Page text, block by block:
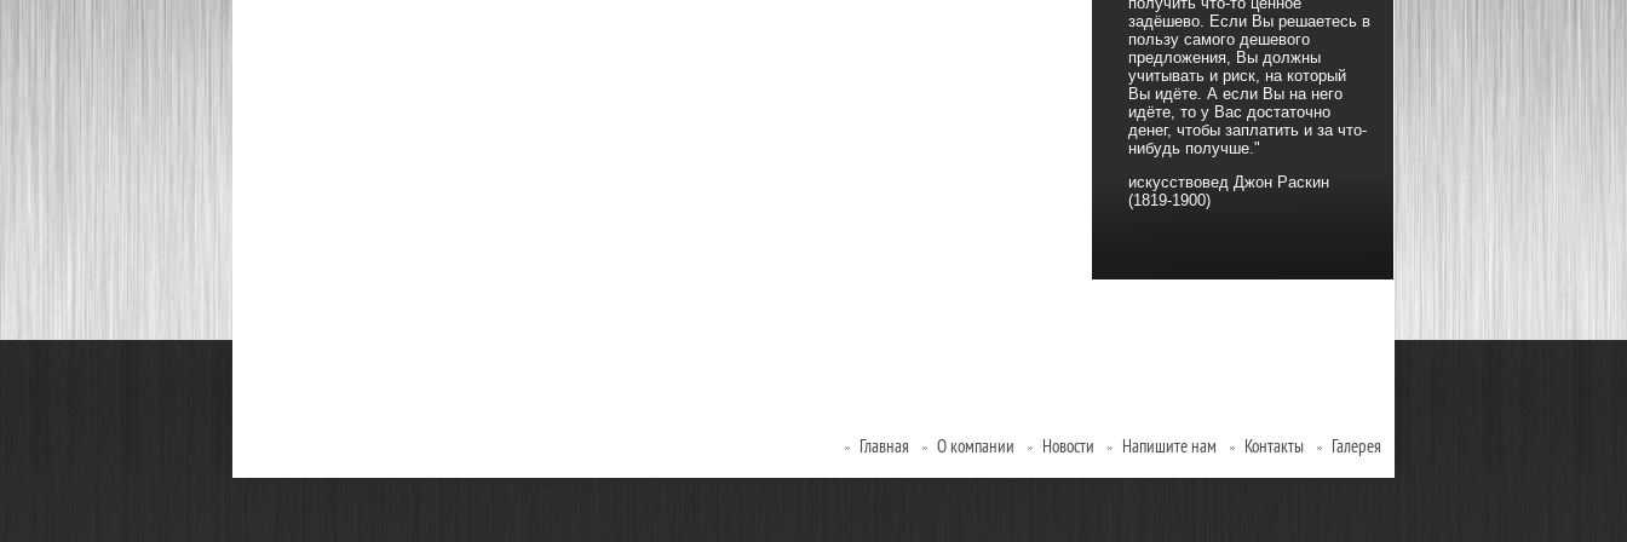
задёшево. Если Вы решаетесь в
пользу самого дешевого
предложения, Вы должны
учитывать и риск, на который
Вы идёте. А если Вы на него
идёте, то у Вас достаточно
денег, чтобы заплатить и за что-
нибудь получше."
искусствовед Джон Раскин
(1819-1900)
Главная О компании Новости Напишите нам Контакты Галерея